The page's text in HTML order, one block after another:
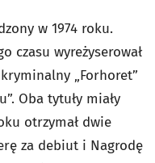
w 1974 roku.
czasu wyreżyserował
„Forhoret”
Oba tytuły miały
otrzymał dwie
za debiut i Nagrodę